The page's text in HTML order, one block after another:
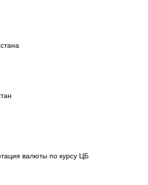
валюты по курсу ЦБ